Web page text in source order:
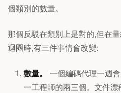
個類別的數量。
那個反駁在類別上是對的,但在
迴圈時,有三件事情會改變:
數量。
一個編碼代理一週
一工程師的兩三個。文件